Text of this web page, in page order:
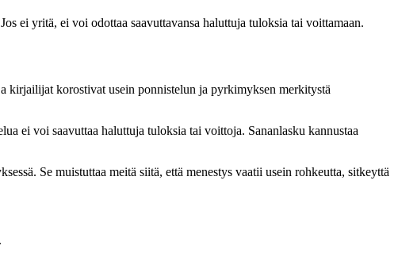
ei yritä, ei voi odottaa saavuttavansa haluttuja tuloksia tai voittamaan.
kirjailijat korostivat usein ponnistelun ja pyrkimyksen merkitystä
ei voi saavuttaa haluttuja tuloksia tai voittoja. Sananlasku kannustaa
Se muistuttaa meitä siitä, että menestys vaatii usein rohkeutta, sitkeyttä